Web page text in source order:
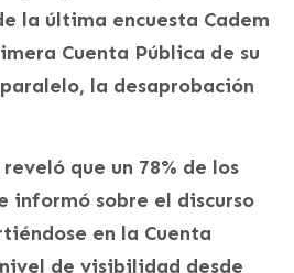
la última encuesta Cadem
Cuenta Pública de su
la desaprobación
que un 78% de los
informó sobre el discurso
en la Cuenta
de visibilidad desde